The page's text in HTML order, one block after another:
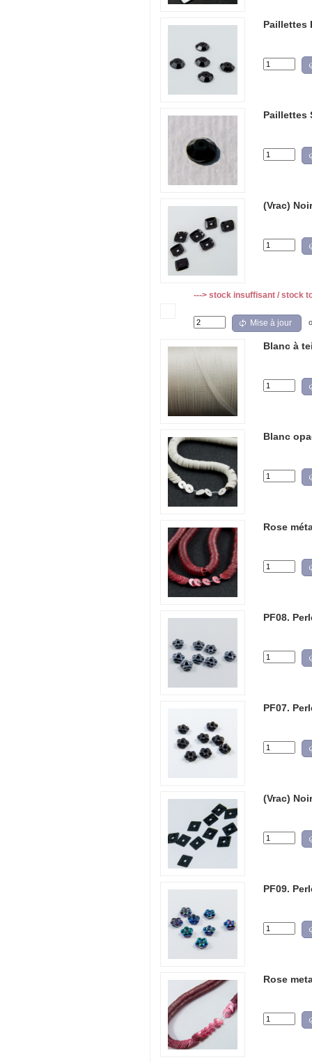
Paillettes
Paillettes
(Vrac)
---> stock insuffisant / stock
Mise à jour
Blanc à
Blanc
Rose
PF08.
PF07.
(Vrac)
PF09.
Rose